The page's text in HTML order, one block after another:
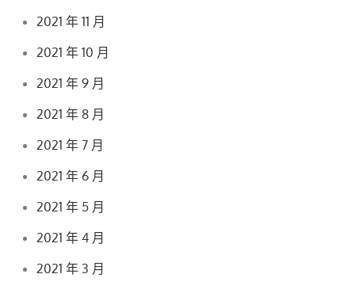
2021 年 11 月
2021 年 10 月
2021 年 9 月
2021 年 8 月
2021 年 7 月
2021 年 6 月
2021 年 5 月
2021 年 4 月
2021 年 3 月